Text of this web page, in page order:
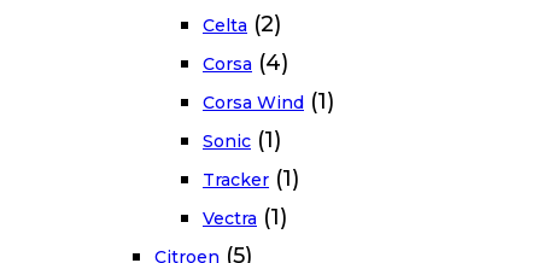
Celta (2)
Corsa (4)
Corsa Wind (1)
Sonic (1)
Tracker (1)
Vectra (1)
Citroen (5)